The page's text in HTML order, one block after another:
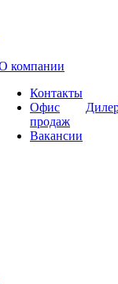
компании
Контакты
Офис
продаж
Вакансии